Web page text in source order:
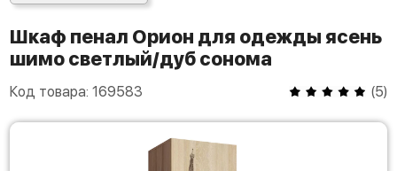
Шкаф пенал Орион для одежды ясень
шимо светлый/дуб сонома
Код товара: 169583 (5)